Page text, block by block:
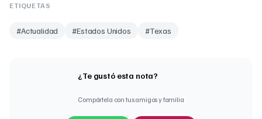
ETIQUETAS
#Actualidad #Estados Unidos #Texas
¿Te gustó esta nota?
Compártela con tus amigos y familia